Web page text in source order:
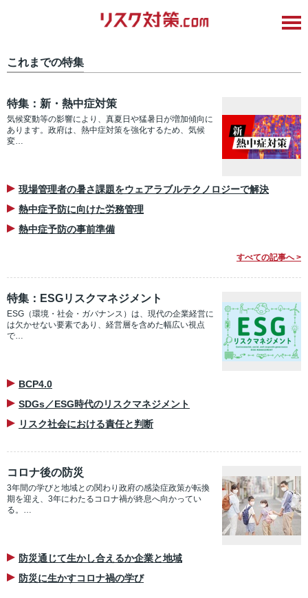
これまでの特集
特集：新・熱中症対策
気候変動等の影響により、真夏日や猛暑日が増加傾向に
あります。政府は、熱中症対策を強化するため、気候
変…
現場管理者の暑さ課題をウェアラブルテクノロジーで解決
熱中症予防に向けた労務管理
熱中症予防の事前準備
すべての記事へ >
特集：ESGリスクマネジメント
ESG（環境・社会・ガバナンス）は、現代の企業経営に
は欠かせない要素であり、経営層を含めた幅広い視点
で…
BCP4.0
SDGs／ESG時代のリスクマネジメント
リスク社会における責任と判断
コロナ後の防災
3年間の学びと地域との関わり政府の感染症政策が転換
期を迎え、3年にわたるコロナ禍が終息へ向かってい
る。…
防災通じて生かし合えるか企業と地域
防災に生かすコロナ禍の学び